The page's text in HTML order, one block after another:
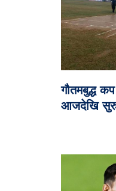
गौतमबुद्ध
आजदेखि